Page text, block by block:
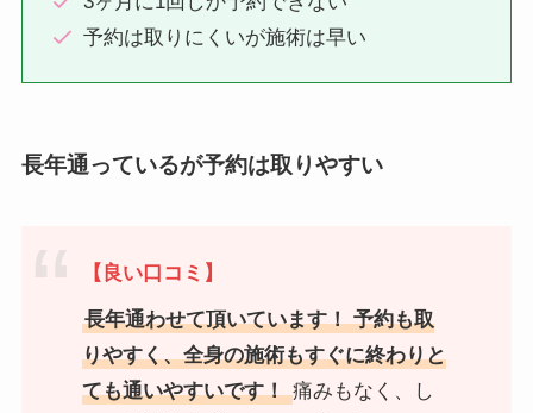
予約は取りにくいが施術は早い
長年通っているが予約は取りやすい
【良い口コミ】
長年通わせて頂いています！ 予約も取
りやすく、全身の施術もすぐに終わりと
ても通いやすいです！痛みもなく、し